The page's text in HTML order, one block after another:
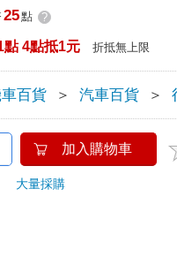
25點 ?
點 4點抵1元 折抵無上限
百貨 ＞ 汽車百貨 ＞
加入購物車
大量採購